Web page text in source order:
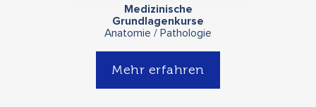
Medizinische
Grundlagenkurse
Anatomie / Pathologie
Mehr erfahren